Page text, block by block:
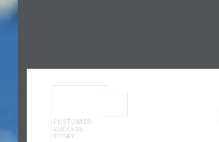
CUSTOMER
SUCCESS
STORY